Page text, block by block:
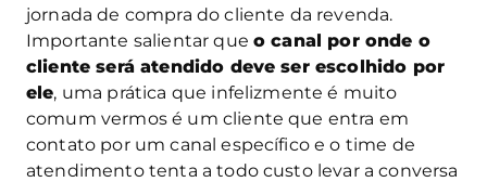
jornada de compra do cliente da revenda.
Importante salientar queo canal por onde o
cliente será atendido deve ser escolhido por
ele, uma prática que infelizmente é muito
comum vermos é um cliente que entra em
contato por um canal específico e o time de
atendimento tenta a todo custo levar a conversa